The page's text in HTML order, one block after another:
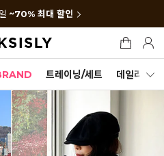
~70% 최대 할인
트레이닝/세트 데일리세트